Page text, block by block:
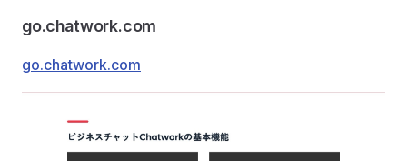
go.chatwork.com
go.chatwork.com